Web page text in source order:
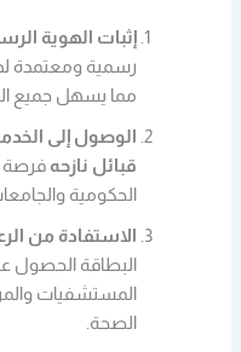
إثبات الهوية
رسمية ومعتمدة
مما يسهل جميع
الوصول إلى
قبائل نازحه فرصة
الحكومية
الاستفادة من
البطاقة الحصول
المستشفيات
الصحة.